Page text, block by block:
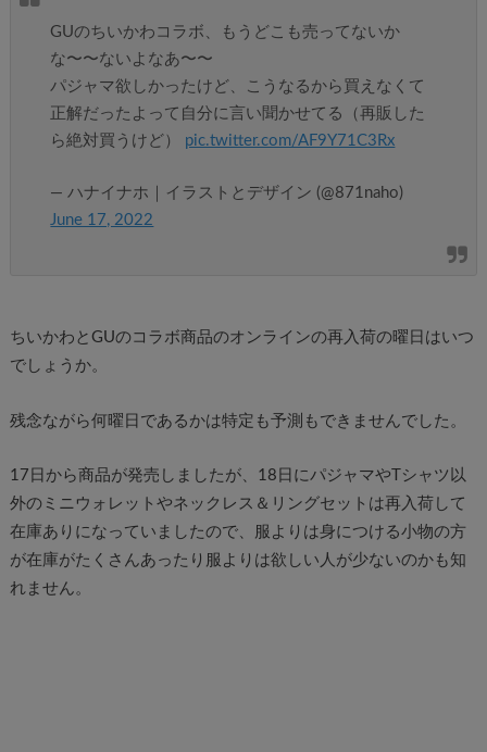
GUのちいかわコラボ、もうどこも売ってないか
な〜〜ないよなあ〜〜
パジャマ欲しかったけど、こうなるから買えなくて
正解だったよって自分に言い聞かせてる（再販した
ら絶対買うけど） pic.twitter.com/AF9Y71C3Rx
— ハナイナホ｜イラストとデザイン (@871naho)
June 17, 2022
ちいかわとGUのコラボ商品のオンラインの再入荷の曜日はいつ
でしょうか。
残念ながら何曜日であるかは特定も予測もできませんでした。
17日から商品が発売しましたが、18日にパジャマやTシャツ以
外のミニウォレットやネックレス＆リングセットは再入荷して
在庫ありになっていましたので、服よりは身につける小物の方
が在庫がたくさんあったり服よりは欲しい人が少ないのかも知
れません。